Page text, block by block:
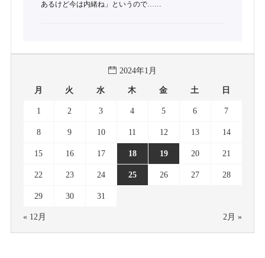
あるけど今は内緒ね」というので……
2024年1月
月 火 水 木 金 土 日
1 2 3 4 5 6 7
8 9 10 11 12 13 14
15 16 17 18 19 20 21
22 23 24 25 26 27 28
29 30 31
« 12月 2月 »